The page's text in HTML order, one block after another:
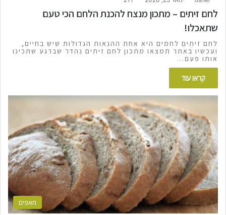
לחם זיתים – מתכון מנצח להכנת הלחם הכי טעם
שתאכלו!
לחם זיתים לחמים היא אחת ההנאות הגדולות שיש בחיים,
ועכשיו באתר תמצאו מתכון לחם זיתים נהדר שברגע שתכינו
אותו פעם…
קראו עוד
מאפים